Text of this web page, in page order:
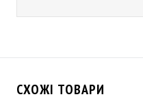
СХОЖІ ТОВАРИ